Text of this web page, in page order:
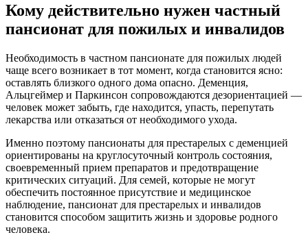
Кому действительно нужен частный
пансионат для пожилых и инвалидов
Необходимость в частном пансионате для пожилых людей
чаще всего возникает в тот момент, когда становится ясно:
оставлять близкого одного дома опасно. Деменция,
Альцгеймер и Паркинсон сопровождаются дезориентацией —
человек может забыть, где находится, упасть, перепутать
лекарства или отказаться от необходимого ухода.
Именно поэтому пансионаты для престарелых с деменцией
ориентированы на круглосуточный контроль состояния,
своевременный прием препаратов и предотвращение
критических ситуаций. Для семей, которые не могут
обеспечить постоянное присутствие и медицинское
наблюдение, пансионат для престарелых и инвалидов
становится способом защитить жизнь и здоровье родного
человека.